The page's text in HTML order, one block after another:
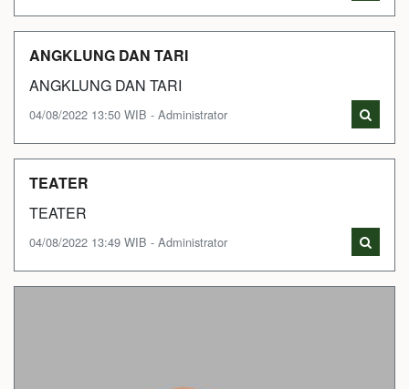
ANGKLUNG DAN TARI
ANGKLUNG DAN TARI
04/08/2022 13:50 WIB - Administrator
TEATER
TEATER
04/08/2022 13:49 WIB - Administrator